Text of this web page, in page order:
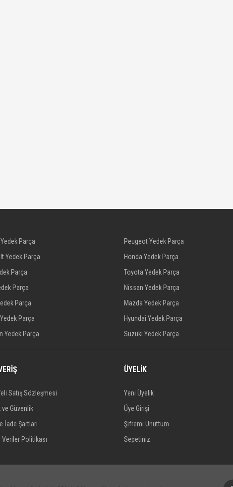
Parça
Yedek Parça
Parça
Parça
Parça
Parça
Yedek Parça
Peugeot Yedek Parça
Honda Yedek Parça
Toyota Yedek Parça
Nissan Yedek Parça
Mazda Yedek Parça
Hyundai Yedek Parça
Suzuki Yedek Parça
Satış Sözleşmesi
ve Güvenlik
İade Şartları
Veriler Politikası
ÜYELİK
Yeni Üyelik
Üye Girişi
Şifremi Unuttum
Sepetiniz